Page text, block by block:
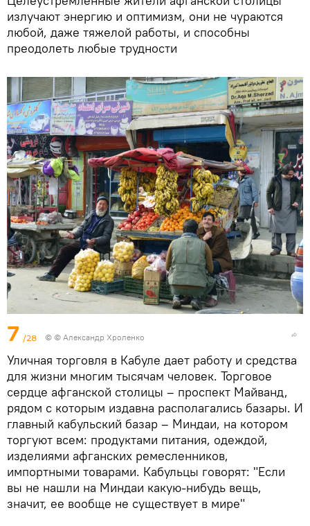
излучают энергию и оптимизм, они не чураются
любой, даже тяжелой работы, и способны
преодолеть любые трудности
7 /28 © © Александр Хроленко
Уличная торговля в Кабуле дает работу и средства
для жизни многим тысячам человек. Торговое
сердце афганской столицы – проспект Майванд,
рядом с которым издавна располагались базары. И
главный кабульский базар – Миндаи, на котором
торгуют всем: продуктами питания, одеждой,
изделиями афганских ремесленников,
импортными товарами. Кабульцы говорят: "Если
вы не нашли на Миндаи какую-нибудь вещь,
значит, ее вообще не существует в мире"